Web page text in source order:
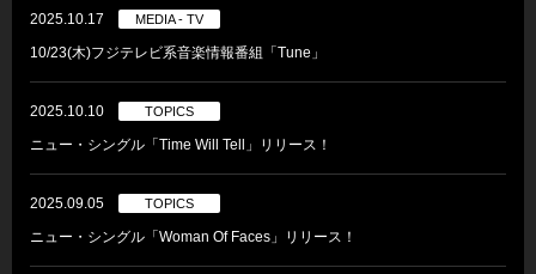
2025.10.17 MEDIA - TV
10/23(木)フジテレビ系音楽情報番組「Tune」
2025.10.10 TOPICS
ニュー・シングル「Time Will Tell」リリース！
2025.09.05 TOPICS
ニュー・シングル「Woman Of Faces」リリース！